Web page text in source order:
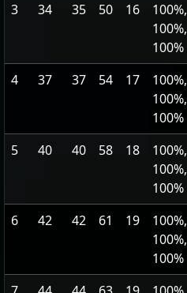
3 34 35 50 16
100%,
100%,
100%
4 37 37 54 17
100%,
100%,
100%
5 40 40 58 18
100%,
100%,
100%
6 42 42 61 19
100%,
100%,
100%